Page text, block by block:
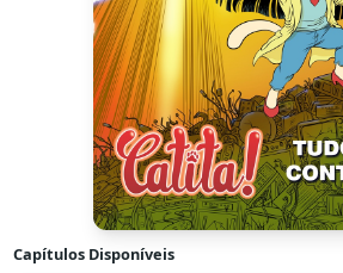
Capítulos Disponíveis